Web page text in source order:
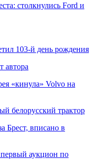
столкнулись Ford и
103-й день рождения
автора
«кинула» Volvo на
белорусский трактор
Брест, вписано в
первый аукцион по